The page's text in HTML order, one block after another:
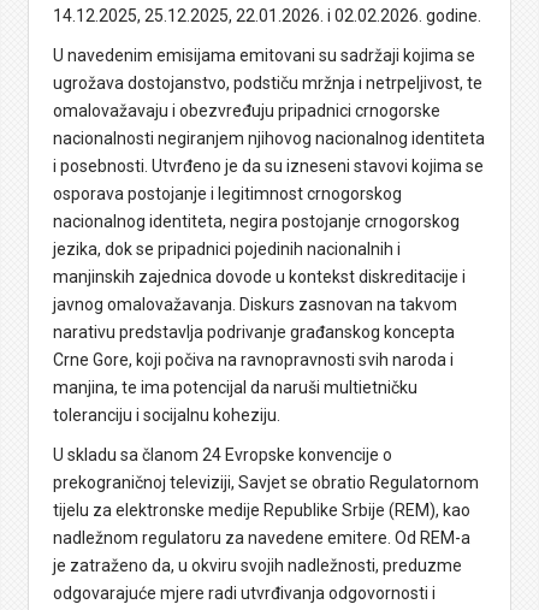
14.12.2025, 25.12.2025, 22.01.2026. i 02.02.2026. godine.
U navedenim emisijama emitovani su sadržaji kojima se
ugrožava dostojanstvo, podstiču mržnja i netrpeljivost, te
omalovažavaju i obezvređuju pripadnici crnogorske
nacionalnosti negiranjem njihovog nacionalnog identiteta
i posebnosti. Utvrđeno je da su izneseni stavovi kojima se
osporava postojanje i legitimnost crnogorskog
nacionalnog identiteta, negira postojanje crnogorskog
jezika, dok se pripadnici pojedinih nacionalnih i
manjinskih zajednica dovode u kontekst diskreditacije i
javnog omalovažavanja. Diskurs zasnovan na takvom
narativu predstavlja podrivanje građanskog koncepta
Crne Gore, koji počiva na ravnopravnosti svih naroda i
manjina, te ima potencijal da naruši multietničku
toleranciju i socijalnu koheziju.
U skladu sa članom 24 Evropske konvencije o
prekograničnoj televiziji, Savjet se obratio Regulatornom
tijelu za elektronske medije Republike Srbije (REM), kao
nadležnom regulatoru za navedene emitere. Od REM-a
je zatraženo da, u okviru svojih nadležnosti, preduzme
odgovarajuće mjere radi utvrđivanja odgovornosti i